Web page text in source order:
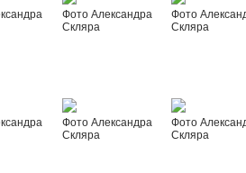
Фото Александра
Скляра
Фото
Скляра
Фото Александра
Скляра
Фото
Скляра